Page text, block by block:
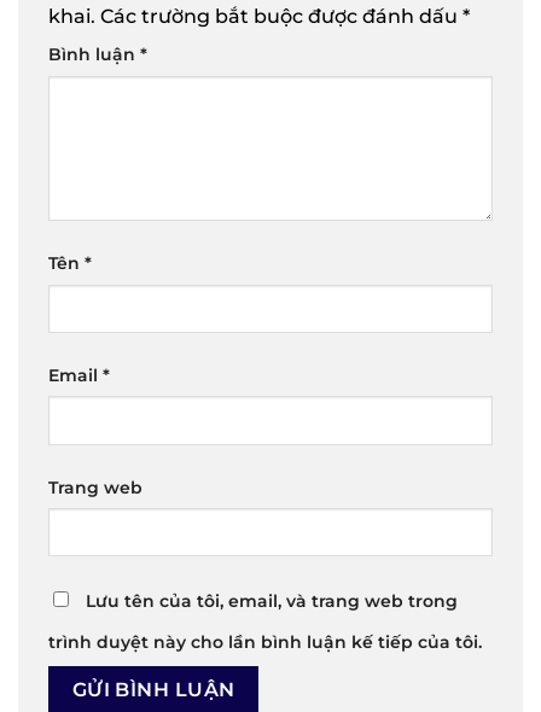
khai. Các trường bắt buộc được đánh dấu *
Bình luận *
Tên *
Email *
Trang web
Lưu tên của tôi, email, và trang web trong
trình duyệt này cho lần bình luận kế tiếp của tôi.